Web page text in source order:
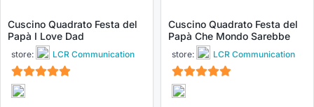
Cuscino Quadrato Festa del
Papà I Love Dad
store: LCR Communication
5
Cuscino Quadrato Festa del
Papà Che Mondo Sarebbe
store: LCR Communication
5